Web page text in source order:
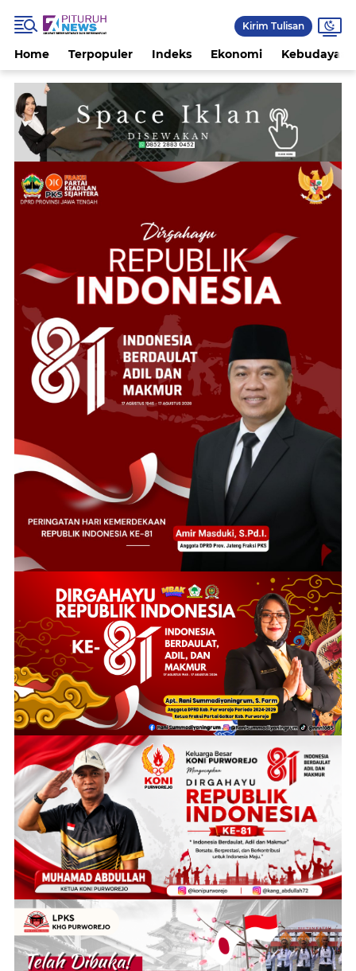
Kirim Tulisan
Home Terpopuler Indeks Ekonomi Kebudayaan